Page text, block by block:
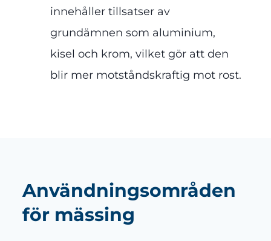
innehåller tillsatser av
grundämnen som aluminium,
kisel och krom, vilket gör att den
blir mer motståndskraftig mot rost.
Användningsområden
för mässing